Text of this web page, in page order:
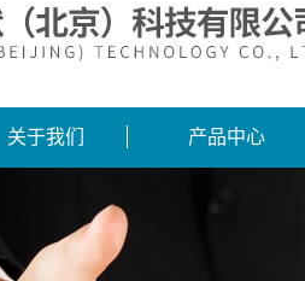
关于我们 产品中心